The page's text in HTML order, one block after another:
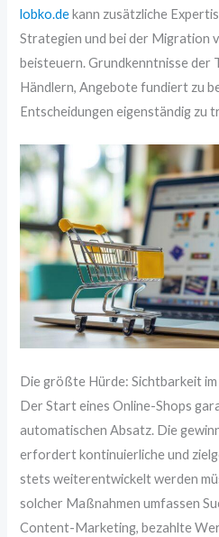
lobko.dekann zusätzliche
Strategien und bei der Migration
beisteuern. Grundkenntnisse der
Händlern, Angebote fundiert zu
Entscheidungen eigenständig zu
Die größte Hürde: Sichtbarkeit
Der Start eines Online-Shops
automatischen Absatz. Die
erfordert kontinuierliche und
stets weiterentwickelt werden
solcher Maßnahmen umfassen
Content-Marketing, bezahlte